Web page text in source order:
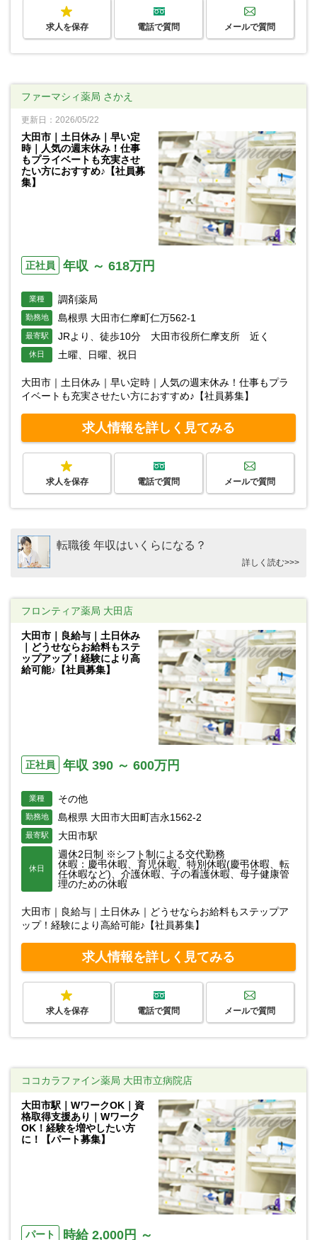
求人を保存 電話で質問 メールで質問
ファーマシィ薬局 さかえ
更新日：2026/05/22
大田市｜土日休み｜早い定
時｜人気の週末休み！仕事
もプライベートも充実させ
たい方におすすめ♪【社員募
集】
正社員 年収 ～ 618万円
業種 調剤薬局
勤務地 島根県 大田市仁摩町仁万562-1
最寄駅 JRより、徒歩10分 大田市役所仁摩支所 近く
休日 土曜、日曜、祝日
大田市｜土日休み｜早い定時｜人気の週末休み！仕事もプラ
イベートも充実させたい方におすすめ♪【社員募集】
求人情報を詳しく見てみる
求人を保存 電話で質問 メールで質問
転職後 年収はいくらになる？
詳しく読む>>>
フロンティア薬局 大田店
大田市｜良給与｜土日休み
｜どうせならお給料もステ
ップアップ！経験により高
給可能♪【社員募集】
正社員 年収 390 ～ 600万円
業種 その他
勤務地 島根県 大田市大田町吉永1562-2
最寄駅 大田市駅
休日
週休2日制 ※シフト制による交代勤務
休暇：慶弔休暇、育児休暇、特別休暇(慶弔休暇、転
任休暇など)、介護休暇、子の看護休暇、母子健康管
理のための休暇
大田市｜良給与｜土日休み｜どうせならお給料もステップア
ップ！経験により高給可能♪【社員募集】
求人情報を詳しく見てみる
求人を保存 電話で質問 メールで質問
ココカラファイン薬局 大田市立病院店
大田市駅｜WワークOK｜資
格取得支援あり｜Wワーク
OK！経験を増やしたい方
に！【パート募集】
パート 時給 2,000円 ～